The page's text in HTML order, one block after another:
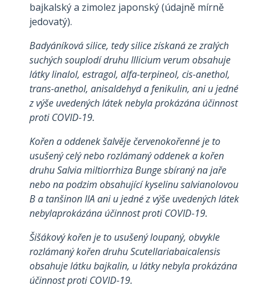
bajkalský a zimolez japonský (údajně mírně
jedovatý).
Badyáníková silice, tedy silice získaná ze zralých
suchých souplodí druhu Illicium verum obsahuje
látky linalol, estragol, alfa-terpineol, cis-anethol,
trans-anethol, anisaldehyd a fenikulin, ani u jedné
z výše uvedených látek nebyla prokázána účinnost
proti COVID-19.
Kořen a oddenek šalvěje červenokořenné je to
usušený celý nebo rozlámaný oddenek a kořen
druhu Salvia miltiorrhiza Bunge sbíraný na jaře
nebo na podzim obsahující kyselinu salvianolovou
B a tanšinon IIA ani u jedné z výše uvedených látek
nebylaprokázána účinnost proti COVID-19.
Šišákový kořen je to usušený loupaný, obvykle
rozlámaný kořen druhu Scutellariabaicalensis
obsahuje látku bajkalin, u látky nebyla prokázána
účinnost proti COVID-19.